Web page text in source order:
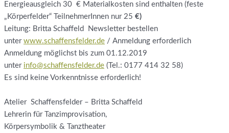
Energieausgleich 30 € Materialkosten sind enthalten (feste
„Körperfelder“ TeilnehmerInnen nur 25 €)
Leitung: Britta Schaffeld Newsletter bestellen
unter www.schaffensfelder.de / Anmeldung erforderlich
Anmeldung möglichst bis zum 01.12.2019
unter info@schaffensfelder.de (Tel.: 0177 414 32 58)
Es sind keine Vorkenntnisse erforderlich!
Atelier Schaffensfelder – Britta Schaffeld
Lehrerin für Tanzimprovisation,
Körpersymbolik & Tanztheater